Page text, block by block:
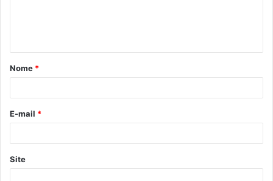
á
r
*
Nome *
E-mail *
Site